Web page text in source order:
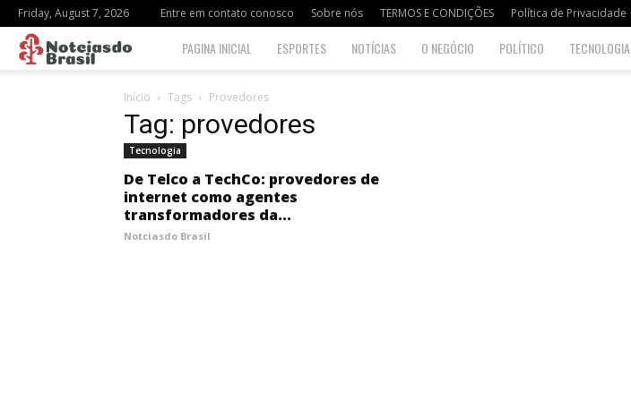
Friday, August 7, 2026 Entre em contato conosco Sobre nós TERMOS E CONDIÇÕES Política de Privacidade
Notciasdo
Brasil
PAGINA INICIAL ESPORTES NOTÍCIAS O NEGÓCIO POLÍTICO TECNOLOGIA
Início Tags Provedores
Tag: provedores
Tecnologia
De Telco a TechCo: provedores de
internet como agentes
transformadores da...
Notciasdo Brasil